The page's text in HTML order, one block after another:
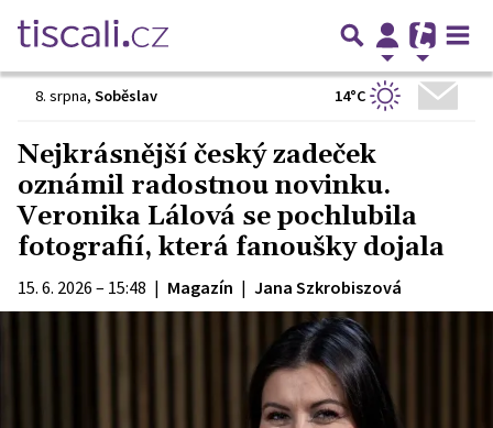
8. srpna, Soběslav 14°C
Nejkrásnější český zadeček
oznámil radostnou novinku.
Veronika Lálová se pochlubila
fotografií, která fanoušky dojala
15. 6. 2026 – 15:48 | Magazín | Jana Szkrobiszová